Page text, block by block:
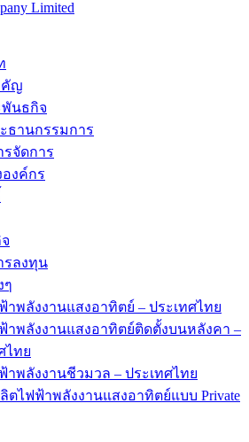
คัญ
นธกิจ
ธานกรรมการ
รจัดการ
องค์กร
รลงทุน
ๆ
าพลังงานแสงอาทิตย์ – ประเทศไทย
าพลังงานแสงอาทิตย์ติดตั้งบนหลังคา –
ไทย
าพลังงานชีวมวล – ประเทศไทย
ตไฟฟ้าพลังงานแสงอาทิตย์แบบ Private